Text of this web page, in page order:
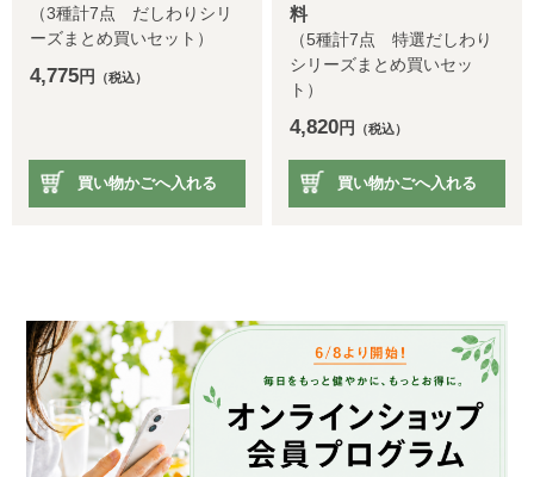
（3種計7点 だしわりシリ
ーズまとめ買いセット）
4,775 円 （税込）
買い物かごへ入れる
料
（5種計7点 特選だしわり
シリーズまとめ買いセッ
ト）
4,820 円 （税込）
買い物かごへ入れる